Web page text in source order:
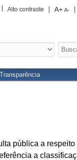
A+ A-
Alto contraste
Transparência
pública a respeito
a